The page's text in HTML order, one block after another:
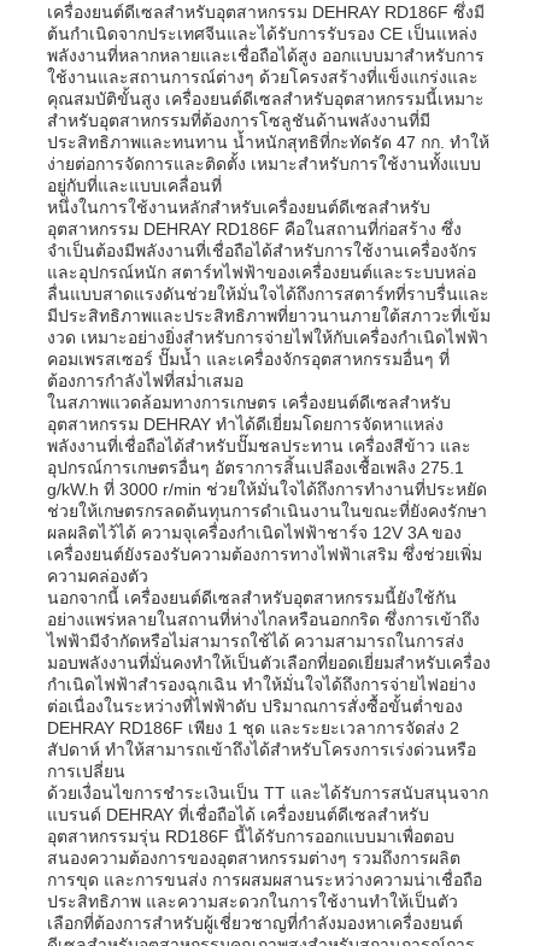
เครื่องยนต์ดีเซลสำหรับอุตสาหกรรม DEHRAY RD186F ซึ่งมี
ต้นกำเนิดจากประเทศจีนและได้รับการรับรอง CE เป็นแหล่ง
พลังงานที่หลากหลายและเชื่อถือได้สูง ออกแบบมาสำหรับการ
ใช้งานและสถานการณ์ต่างๆ ด้วยโครงสร้างที่แข็งแกร่งและ
คุณสมบัติขั้นสูง เครื่องยนต์ดีเซลสำหรับอุตสาหกรรมนี้เหมาะ
สำหรับอุตสาหกรรมที่ต้องการโซลูชันด้านพลังงานที่มี
ประสิทธิภาพและทนทาน น้ำหนักสุทธิที่กะทัดรัด 47 กก. ทำให้
ง่ายต่อการจัดการและติดตั้ง เหมาะสำหรับการใช้งานทั้งแบบ
อยู่กับที่และแบบเคลื่อนที่
หนึ่งในการใช้งานหลักสำหรับเครื่องยนต์ดีเซลสำหรับ
อุตสาหกรรม DEHRAY RD186F คือในสถานที่ก่อสร้าง ซึ่ง
จำเป็นต้องมีพลังงานที่เชื่อถือได้สำหรับการใช้งานเครื่องจักร
และอุปกรณ์หนัก สตาร์ทไฟฟ้าของเครื่องยนต์และระบบหล่อ
ลื่นแบบสาดแรงดันช่วยให้มั่นใจได้ถึงการสตาร์ทที่ราบรื่นและ
มีประสิทธิภาพและประสิทธิภาพที่ยาวนานภายใต้สภาวะที่เข้ม
งวด เหมาะอย่างยิ่งสำหรับการจ่ายไฟให้กับเครื่องกำเนิดไฟฟ้า
คอมเพรสเซอร์ ปั๊มน้ำ และเครื่องจักรอุตสาหกรรมอื่นๆ ที่
ต้องการกำลังไฟที่สม่ำเสมอ
ในสภาพแวดล้อมทางการเกษตร เครื่องยนต์ดีเซลสำหรับ
อุตสาหกรรม DEHRAY ทำได้ดีเยี่ยมโดยการจัดหาแหล่ง
พลังงานที่เชื่อถือได้สำหรับปั๊มชลประทาน เครื่องสีข้าว และ
อุปกรณ์การเกษตรอื่นๆ อัตราการสิ้นเปลืองเชื้อเพลิง 275.1
g/kW.h ที่ 3000 r/min ช่วยให้มั่นใจได้ถึงการทำงานที่ประหยัด
ช่วยให้เกษตรกรลดต้นทุนการดำเนินงานในขณะที่ยังคงรักษา
ผลผลิตไว้ได้ ความจุเครื่องกำเนิดไฟฟ้าชาร์จ 12V 3A ของ
เครื่องยนต์ยังรองรับความต้องการทางไฟฟ้าเสริม ซึ่งช่วยเพิ่ม
ความคล่องตัว
นอกจากนี้ เครื่องยนต์ดีเซลสำหรับอุตสาหกรรมนี้ยังใช้กัน
อย่างแพร่หลายในสถานที่ห่างไกลหรือนอกกริด ซึ่งการเข้าถึง
ไฟฟ้ามีจำกัดหรือไม่สามารถใช้ได้ ความสามารถในการส่ง
มอบพลังงานที่มั่นคงทำให้เป็นตัวเลือกที่ยอดเยี่ยมสำหรับเครื่อง
กำเนิดไฟฟ้าสำรองฉุกเฉิน ทำให้มั่นใจได้ถึงการจ่ายไฟอย่าง
ต่อเนื่องในระหว่างที่ไฟฟ้าดับ ปริมาณการสั่งซื้อขั้นต่ำของ
DEHRAY RD186F เพียง 1 ชุด และระยะเวลาการจัดส่ง 2
สัปดาห์ ทำให้สามารถเข้าถึงได้สำหรับโครงการเร่งด่วนหรือ
การเปลี่ยน
ด้วยเงื่อนไขการชำระเงินเป็น TT และได้รับการสนับสนุนจาก
แบรนด์ DEHRAY ที่เชื่อถือได้ เครื่องยนต์ดีเซลสำหรับ
อุตสาหกรรมรุ่น RD186F นี้ได้รับการออกแบบมาเพื่อตอบ
สนองความต้องการของอุตสาหกรรมต่างๆ รวมถึงการผลิต
การขุด และการขนส่ง การผสมผสานระหว่างความน่าเชื่อถือ
ประสิทธิภาพ และความสะดวกในการใช้งานทำให้เป็นตัว
เลือกที่ต้องการสำหรับผู้เชี่ยวชาญที่กำลังมองหาเครื่องยนต์